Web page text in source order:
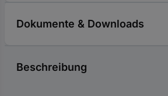
Dokumente & Downloads
Beschreibung